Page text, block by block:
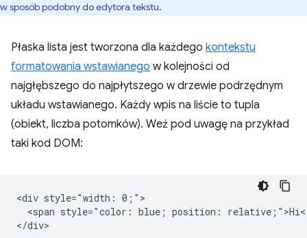
w sposób podobny do edytora tekstu.
Płaska lista jest tworzona dla każdego kontekstu
formatowania wstawianego w kolejności od
najgłębszego do najpłytszego w drzewie podrzędnym
układu wstawianego. Każdy wpis na liście to tupla
(obiekt, liczba potomków). Weź pod uwagę na przykład
taki kod DOM:
<div style="width: 0;">
<span style="color: blue; position: